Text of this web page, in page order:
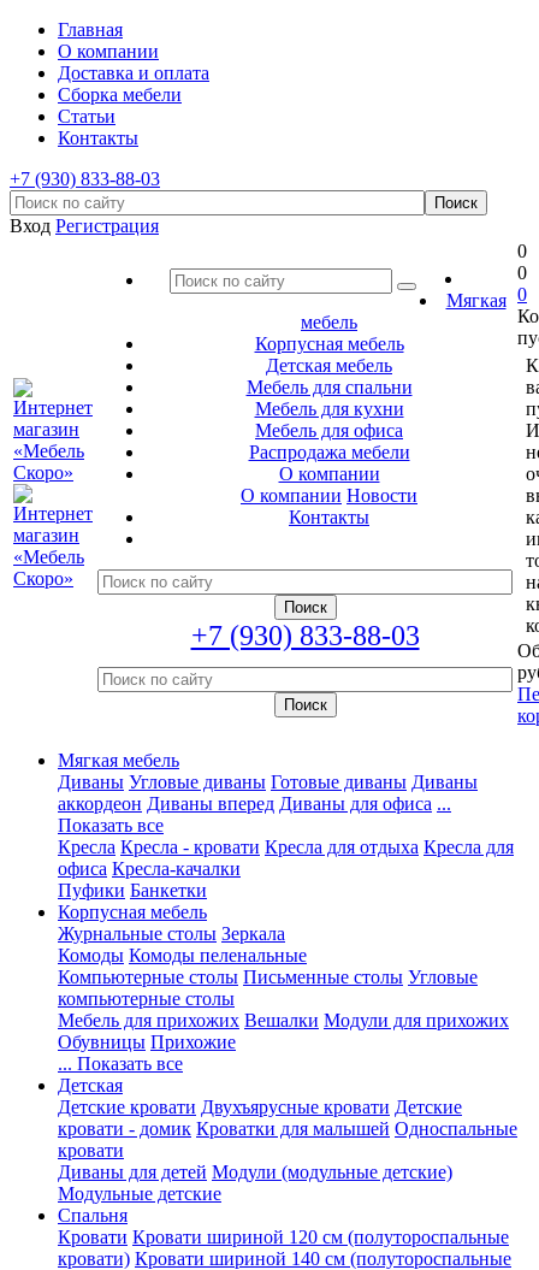
Главная
О компании
Доставка и оплата
Сборка мебели
Статьи
Контакты
+7 (930) 833-88-03
Вход Регистрация
Мягкая
мебель
Корпусная мебель
Детская мебель
Мебель для спальни
Мебель для кухни
Мебель для офиса
Распродажа мебели
О компании
О компании Новости
Контакты
+7 (930) 833-88-03
0
0
0
Мягкая мебель
Диваны Угловые диваны Готовые диваны Диваны
аккордеон Диваны вперед Диваны для офиса ...
Показать все
Кресла Кресла - кровати Кресла для отдыха Кресла для
офиса Кресла-качалки
Пуфики Банкетки
Корпусная мебель
Журнальные столы Зеркала
Комоды Комоды пеленальные
Компьютерные столы Письменные столы Угловые
компьютерные столы
Мебель для прихожих Вешалки Модули для прихожих
Обувницы Прихожие
... Показать все
Детская
Детские кровати Двухъярусные кровати Детские
кровати - домик Кроватки для малышей Односпальные
кровати
Диваны для детей Модули (модульные детские)
Модульные детские
Спальня
Кровати Кровати шириной 120 см (полутороспальные
кровати) Кровати шириной 140 см (полутороспальные